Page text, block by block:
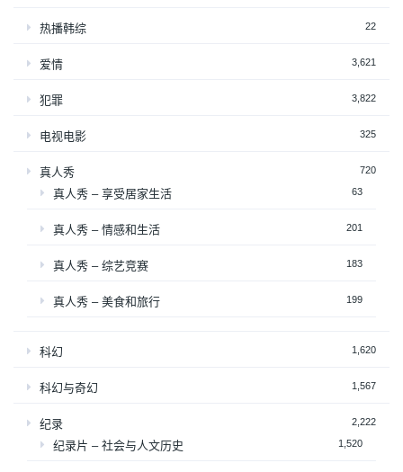
热播韩综 22
爱情 3,621
犯罪 3,822
电视电影 325
真人秀 720
真人秀 – 享受居家生活 63
真人秀 – 情感和生活 201
真人秀 – 综艺竞赛 183
真人秀 – 美食和旅行 199
科幻 1,620
科幻与奇幻 1,567
纪录 2,222
纪录片 – 社会与人文历史 1,520